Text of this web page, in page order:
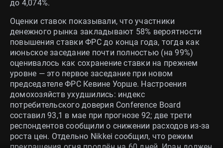
до 4,074%.
Оценки ставок показывали, что участники
денежного рынка закладывают 58% вероятности
повышения ставки ФРС до конца года, тогда как
июньское заседание почти полностью (на 99%)
оценивалось как сохранение ставки на прежнем
уровне — это первое заседание при новом
председателе ФРС Кевине Уорше. Настроения
домохозяйств ухудшились: индекс
потребительского доверия Conference Board
составил 93,1 в мае при прогнозе 92; две трети
респондентов сообщили о снижении расходов из‑за
роста цен. Отдельно Nikkei сообщил, что режим